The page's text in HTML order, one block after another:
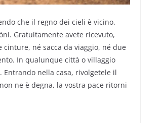
che il regno dei cieli è vicino.
Gratuitamente avete ricevuto,
né sacca da viaggio, né due
In qualunque città o villaggio
nella casa, rivolgetele il
ne è degna, la vostra pace ritorni